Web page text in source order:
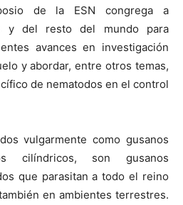
de la ESN congrega a
y del resto del mundo para
avances en investigación
y abordar, entre otros temas,
de nematodos en el control
vulgarmente como gusanos
cilíndricos, son gusanos
que parasitan a todo el reino
en ambientes terrestres.